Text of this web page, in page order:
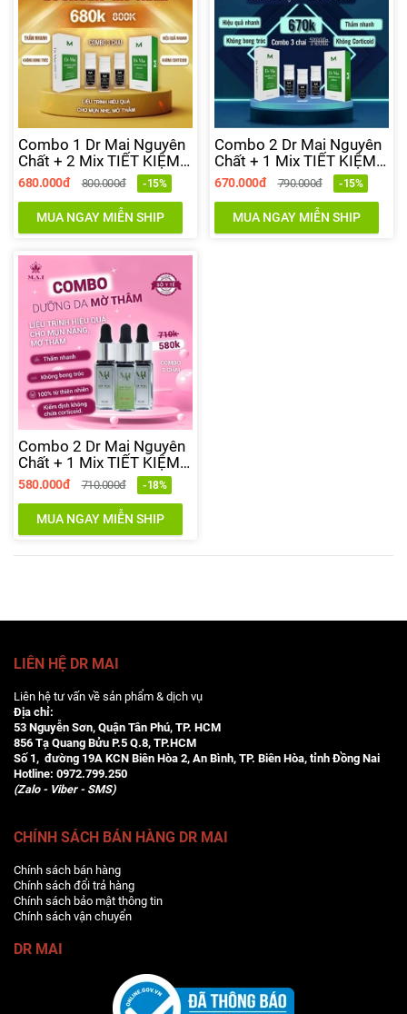
LIÊN HỆ DR MAI
Liên hệ tư vấn về sản phẩm & dịch vụ
Địa chỉ:
53 Nguyễn Sơn, Quận Tân Phú, TP. HCM
856 Tạ Quang Bửu P.5 Q.8, TP.HCM
Số 1, đường 19A KCN Biên Hòa 2, An Bình, TP. Biên Hòa, tỉnh Đồng Nai
Hotline: 0972.799.250
(Zalo - Viber - SMS)
CHÍNH SÁCH BÁN HÀNG DR MAI
Chính sách bán hàng
Chính sách đổi trả hàng
Chính sách bảo mật thông tin
Chính sách vận chuyển
DR MAI
Combo 1 Dr Mai Nguyên
Chất + 2 Mix TIẾT KIỆM
120K
680.000đ 800.000đ -15%
MUA NGAY MIỄN SHIP
Combo 2 Dr Mai Nguyên
Chất + 1 Mix TIẾT KIỆM
120K
670.000đ 790.000đ -15%
MUA NGAY MIỄN SHIP
Combo 2 Dr Mai Nguyên
Chất + 1 Mix TIẾT KIỆM
130K
580.000đ 710.000đ -18%
MUA NGAY MIỄN SHIP